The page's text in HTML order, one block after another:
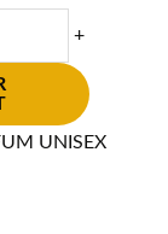
+
UNISEX